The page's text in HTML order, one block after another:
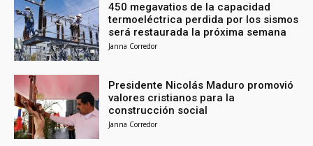
450 megavatios de la capacidad
termoeléctrica perdida por los sismos
será restaurada la próxima semana
Janna Corredor
Presidente Nicolás Maduro promovió
valores cristianos para la
construcción social
Janna Corredor